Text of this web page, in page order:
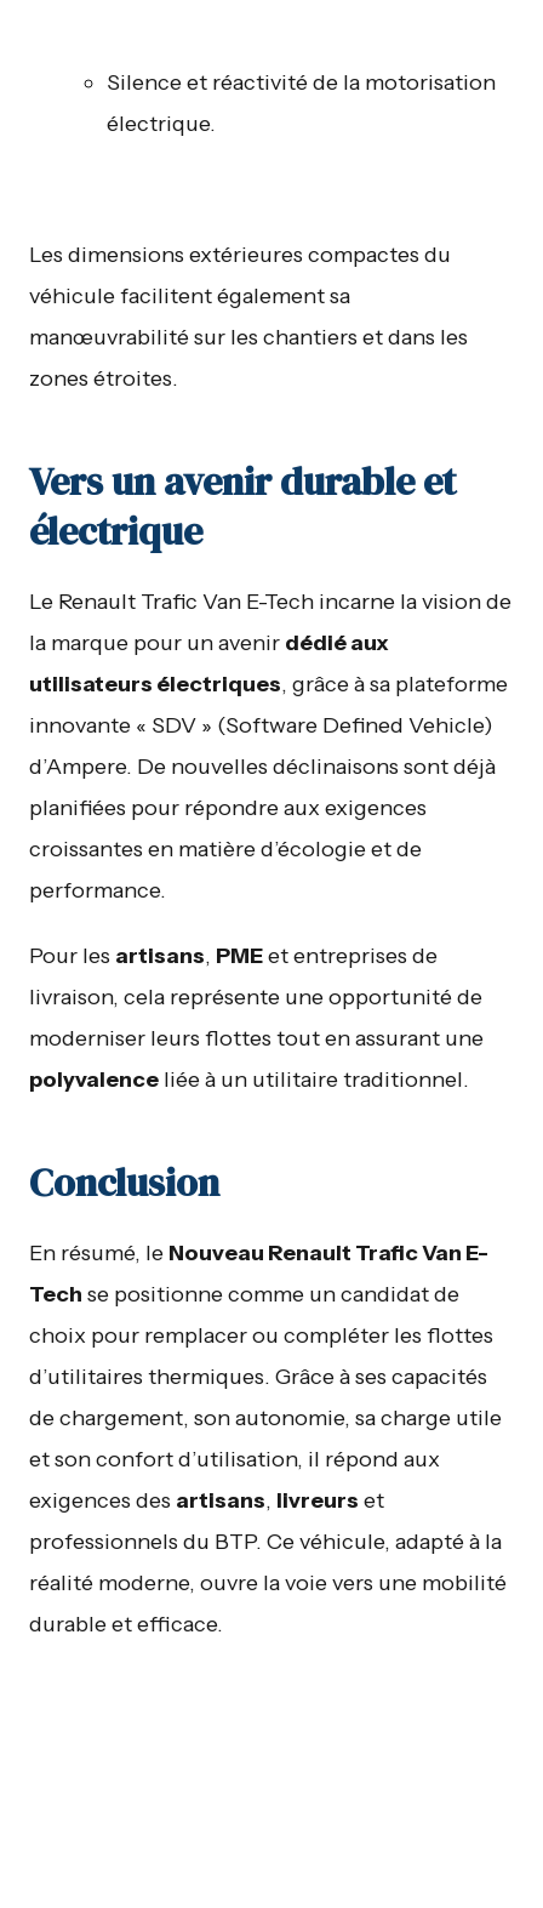
Silence et réactivité de la motorisation
électrique.
Les dimensions extérieures compactes du
véhicule facilitent également sa
manœuvrabilité sur les chantiers et dans les
zones étroites.
Vers un avenir durable et
électrique
Le Renault Trafic Van E-Tech incarne la vision de
la marque pour un avenir dédié aux
utilisateurs électriques, grâce à sa plateforme
innovante « SDV » (Software Defined Vehicle)
d’Ampere. De nouvelles déclinaisons sont déjà
planifiées pour répondre aux exigences
croissantes en matière d’écologie et de
performance.
Pour les artisans, PMEet entreprises de
livraison, cela représente une opportunité de
moderniser leurs flottes tout en assurant une
polyvalence liée à un utilitaire traditionnel.
Conclusion
En résumé, le Nouveau Renault Trafic Van E-
Tech se positionne comme un candidat de
choix pour remplacer ou compléter les flottes
d’utilitaires thermiques. Grâce à ses capacités
de chargement, son autonomie, sa charge utile
et son confort d’utilisation, il répond aux
exigences des artisans, livreurs et
professionnels du BTP. Ce véhicule, adapté à la
réalité moderne, ouvre la voie vers une mobilité
durable et efficace.